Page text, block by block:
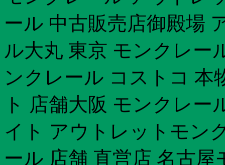
ール 中古販売店御殿場
ル大丸 東京 モンクレー
ンクレール コストコ 本
ト 店舗大阪 モンクレ
イト アウトレットモン
ール 店舗 直営店 名古